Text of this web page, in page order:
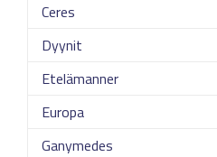
Ceres
Dyynit
Etelämanner
Europa
Ganymedes